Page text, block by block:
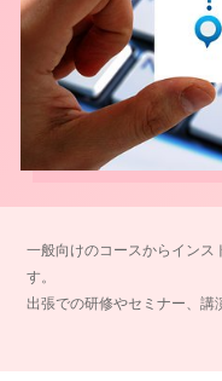
一般向けのコースからインス
す。
出張での研修やセミナー、講